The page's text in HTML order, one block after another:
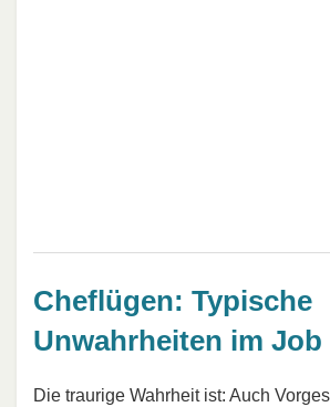
Cheflügen: Typische
Unwahrheiten im Job
Die traurige Wahrheit ist: Auch